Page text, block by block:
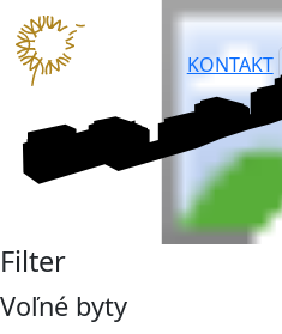
KONTAKT
Filter
Voľné byty